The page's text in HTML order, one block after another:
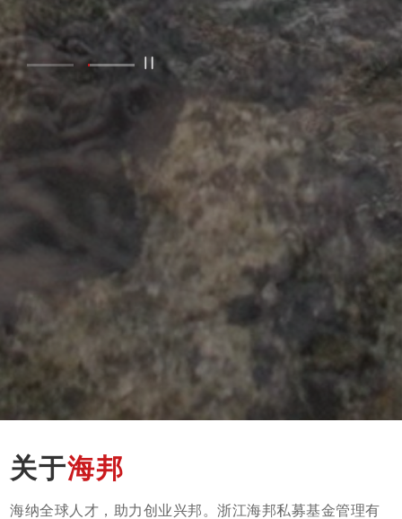
关于海邦
海纳全球人才，助力创业兴邦。浙江海邦私募基金管理有